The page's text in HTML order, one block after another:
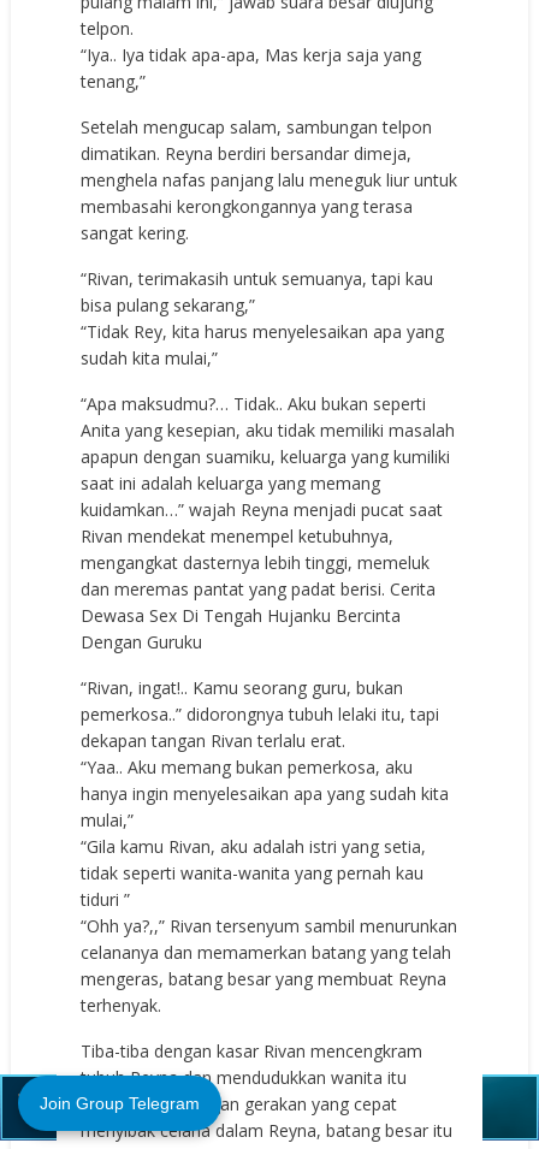
telpon.
“Iya.. Iya tidak apa-apa, Mas kerja saja yang
tenang,”
Setelah mengucap salam, sambungan telpon
dimatikan. Reyna berdiri bersandar dimeja,
menghela nafas panjang lalu meneguk liur untuk
membasahi kerongkongannya yang terasa
sangat kering.
“Rivan, terimakasih untuk semuanya, tapi kau
bisa pulang sekarang,”
“Tidak Rey, kita harus menyelesaikan apa yang
sudah kita mulai,”
“Apa maksudmu?… Tidak.. Aku bukan seperti
Anita yang kesepian, aku tidak memiliki masalah
apapun dengan suamiku, keluarga yang kumiliki
saat ini adalah keluarga yang memang
kuidamkan…” wajah Reyna menjadi pucat saat
Rivan mendekat menempel ketubuhnya,
mengangkat dasternya lebih tinggi, memeluk
dan meremas pantat yang padat berisi. Cerita
Dewasa Sex Di Tengah Hujanku Bercinta
Dengan Guruku
“Rivan, ingat!.. Kamu seorang guru, bukan
pemerkosa..” didorongnya tubuh lelaki itu, tapi
dekapan tangan Rivan terlalu erat.
“Yaa.. Aku memang bukan pemerkosa, aku
hanya ingin menyelesaikan apa yang sudah kita
mulai,”
“Gila kamu Rivan, aku adalah istri yang setia,
tidak seperti wanita-wanita yang pernah kau
tiduri ”
“Ohh ya?,,” Rivan tersenyum sambil menurunkan
celananya dan memamerkan batang yang telah
mengeras, batang besar yang membuat Reyna
terhenyak.
Tiba-tiba dengan kasar Rivan mencengkram
tubuh Reyna dan mendudukkan wanita itu
diatas meja, dengan gerakan yang cepat
menyibak celana dalam Reyna, batang besar itu
Close (X)
Join Group Telegram